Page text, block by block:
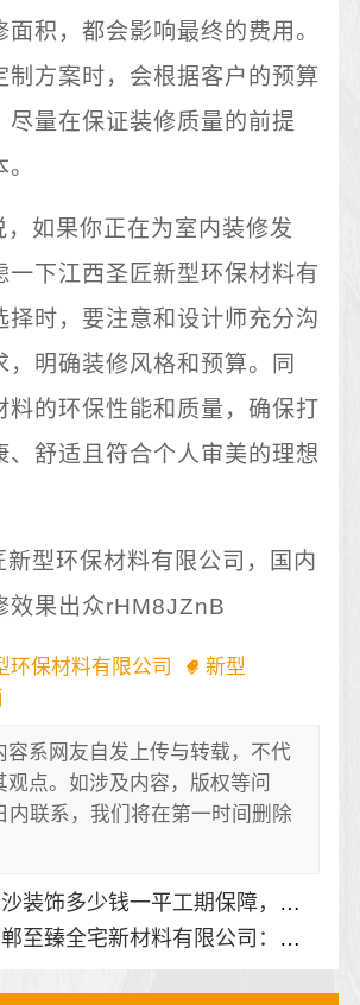
面积，都会影响最终的费用。
制方案时，会根据客户的预算
尽量在保证装修质量的前提
，如果你正在为室内装修发
一下江西圣匠新型环保材料有
择时，要注意和设计师充分沟
，明确装修风格和预算。同
料的环保性能和质量，确保打
、舒适且符合个人审美的理想
新型环保材料有限公司，国内
效果出众rHM8JZnB
环保材料有限公司
新型
容系网友自发上传与转载，不代
观点。如涉及内容，版权等问
内联系，我们将在第一时间删除
装饰多少钱一平工期保障，湖南创益讯建筑有答案
臻全宅新材料有限公司：健康翻新进口材料，全宅品质升级